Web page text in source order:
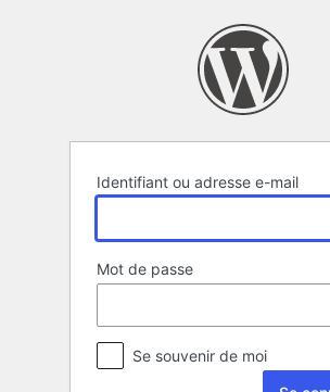
Identifiant ou adresse e-mail
Mot de passe
Se souvenir de moi